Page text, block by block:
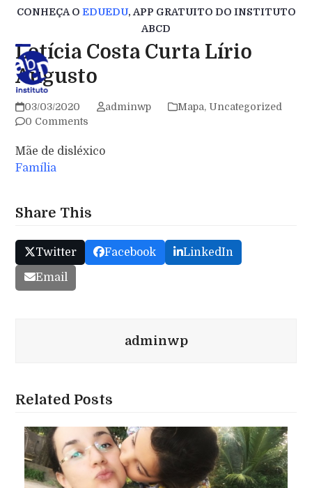
Skip
content
CONHEÇA O EDUEDU, APP GRATUITO DO INSTITUTO
ABCD
Letícia Costa Curta Lírio
Augusto
03/03/2020 adminwp Mapa, Uncategorized
0 Comments
Mãe de disléxico
Família
Share This
Twitter Facebook LinkedIn
Email
adminwp
Related Posts